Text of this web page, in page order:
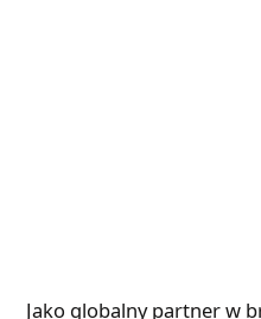
Jako globalny partner w